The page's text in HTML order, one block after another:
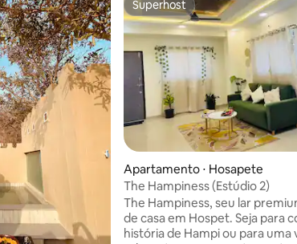
Superhost
Superhost
Apartamento ⋅ Hosapete
The Hampiness (Estúdio 2)
The Hampiness, seu lar
de casa em Hospet. Seja para
história de Hampi ou para uma